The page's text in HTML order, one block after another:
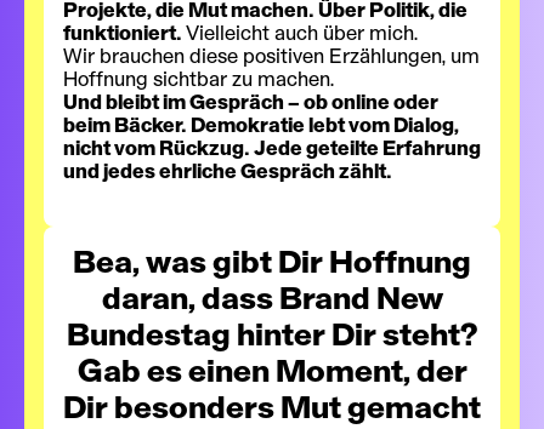
Projekte, die Mut machen. Über Politik, die
funktioniert. Vielleicht auch über mich.
Wir brauchen diese positiven Erzählungen, um
Hoffnung sichtbar zu machen.
Und bleibt im Gespräch – ob online oder
beim Bäcker. Demokratie lebt vom Dialog,
nicht vom Rückzug. Jede geteilte Erfahrung
und jedes ehrliche Gespräch zählt.
Bea, was gibt Dir Hoffnung
daran, dass Brand New
Bundestag hinter Dir steht?
Gab es einen Moment, der
Dir besonders Mut gemacht